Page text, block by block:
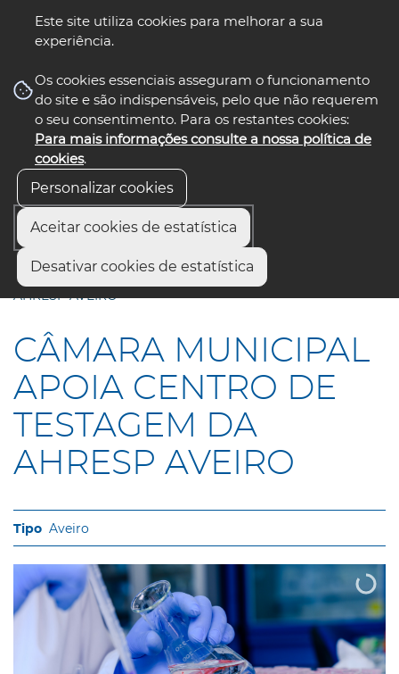
Este site utiliza cookies para melhorar a sua
experiência.
Os cookies essenciais asseguram o funcionamento
do site e são indispensáveis, pelo que não requerem
o seu consentimento. Para os restantes cookies:
Para mais informações consulte a nossa política de
cookies.
Personalizar cookies
Aceitar cookies de estatística
Desativar cookies de estatística
nos select language
Início
CÂMARA MUNICIPAL APOIA CENTRO DE TESTAGEM DA
AHRESP AVEIRO
CÂMARA MUNICIPAL
APOIA CENTRO DE
TESTAGEM DA
AHRESP AVEIRO
Aveiro